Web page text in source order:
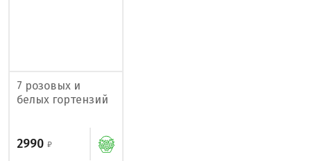
7 розовых и
белых гортензий
2990